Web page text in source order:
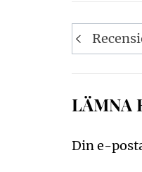
LÄMNA
Din e-